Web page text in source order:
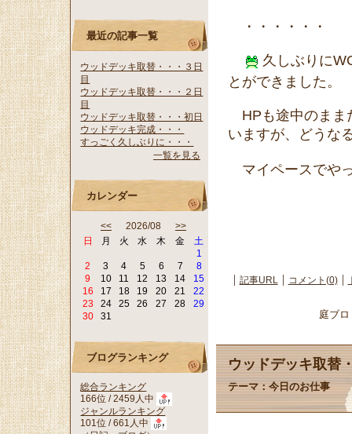
・・・・・・
久しぶりに
とができました。
HPも途中のまま
いますが、どうな
マイペースでや
記事URL コメント(0)
庭ブ
ウッドデッキ取替
テーマ：今日のお仕事
最近の記事一覧
ウッドデッキ取替・・・３日
目
ウッドデッキ取替・・・２日
目
ウッドデッキ取替・・・初日
ウッドデッキ完成・・・
すっごく久しぶりに・・・
一覧を見る
カレンダー
<< 2026/08 >>
日
月 火 水 木 金
土
1
2
3 4 5 6 7
8
9
10 11 12 13 14
15
16
17 18 19 20 21
22
23
24 25 26 27 28
29
30
31
ブログランキング
総合ランキング
166位 / 2459人中
ジャンルランキング
101位 / 661人中